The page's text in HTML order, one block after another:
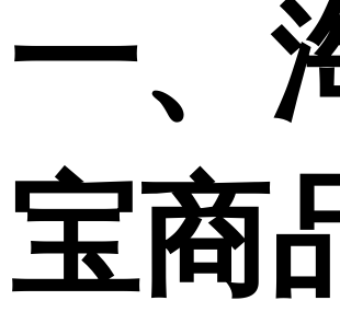
一、
宝商